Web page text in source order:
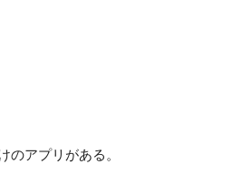
アプリがある。